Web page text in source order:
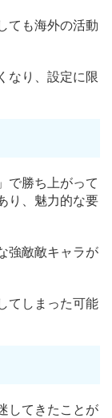
ても海外の活動
なり、設定に限
で勝ち上がって
り、魅力的な要
強敵敵キャラが
てしまった可能
してきたことが